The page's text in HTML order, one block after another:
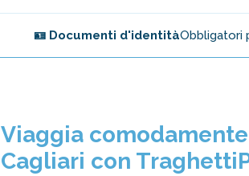
🪪 Documenti d'identitàObbligatori
Viaggia comodamente
Cagliari con